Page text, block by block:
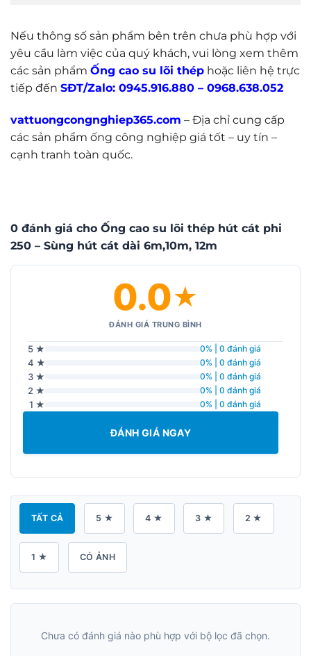
Nếu thông số sản phẩm bên trên chưa phù hợp với
yêu cầu làm việc của quý khách, vui lòng xem thêm
các sản phẩm Ống cao su lõi thép hoặc liên hệ trực
tiếp đến SĐT/Zalo: 0945.916.880 – 0968.638.052
vattuongcongnghiep365.com – Địa chỉ cung cấp
các sản phẩm ống công nghiệp giá tốt – uy tín –
cạnh tranh toàn quốc.
0 đánh giá cho Ống cao su lõi thép hút cát phi
250 – Sùng hút cát dài 6m,10m, 12m
0.0★
ĐÁNH GIÁ TRUNG BÌNH
5 ★ 0% | 0 đánh giá
4 ★ 0% | 0 đánh giá
3 ★ 0% | 0 đánh giá
2 ★ 0% | 0 đánh giá
1 ★ 0% | 0 đánh giá
ĐÁNH GIÁ NGAY
TẤT CẢ 5 ★ 4 ★ 3 ★ 2 ★
1 ★ CÓ ẢNH
Chưa có đánh giá nào phù hợp với bộ lọc đã chọn.